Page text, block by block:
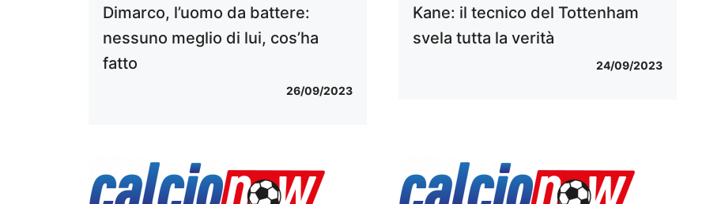
Dimarco, l’uomo da battere:
nessuno meglio di lui, cos’ha
fatto
26/09/2023
Kane: il tecnico del Tottenham
svela tutta la verità
24/09/2023